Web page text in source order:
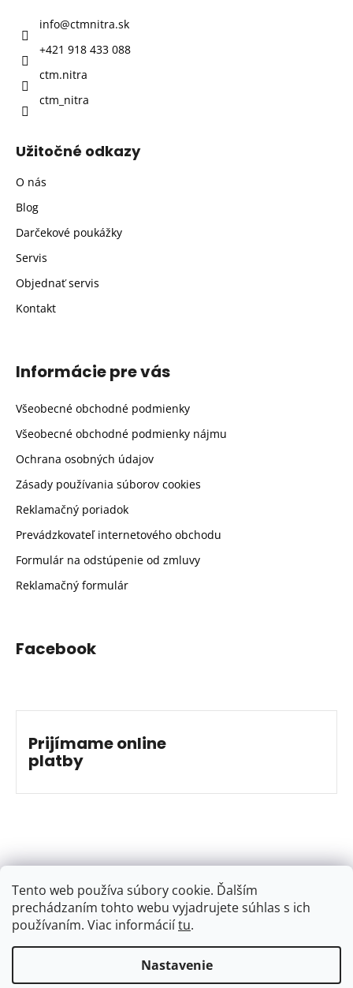
Tento web používa súbory cookie. Ďalším
prechádzaním tohto webu vyjadrujete súhlas s ich
používaním. Viac informáciítu.
Nastavenie
info@ctmnitra.sk
+421 918 433 088
ctm.nitra
ctm_nitra
Užitočné odkazy
O nás
Blog
Darčekové poukážky
Servis
Objednať servis
Kontakt
Informácie pre vás
Všeobecné obchodné podmienky
Všeobecné obchodné podmienky nájmu
Ochrana osobných údajov
Zásady používania súborov cookies
Reklamačný poriadok
Prevádzkovateľ internetového obchodu
Formulár na odstúpenie od zmluvy
Reklamačný formulár
Facebook
Prijímame online
platby
Vytvoril Shoptet&Jakub Grác